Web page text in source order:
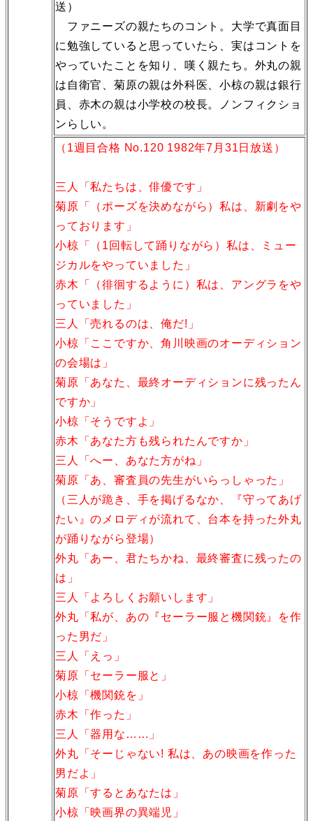
送）
ファニーズの親たちのコント。大学で真面目
に勉強していると思っていたら、実はコントを
やっていたことを知り、嘆く親たち。外丸の親
は自衛官、菊原の親は外科医、小椋の親は銀行
員、赤木の親は小学校の校長。ノンフィクショ
ンらしい。
（1週目合格 No.120 1982年7月31日放送）
三人「私たちは、俳優です」
菊原「（ポーズを決めながら）私は、新劇をや
っております」
小椋「（1回転して踊りながら）私は、ミュー
ジカルをやっていました」
赤木「（徘徊するように）私は、アングラをや
っていました」
三人「売れるのは、俺だ!」
小椋「ここですか、角川映画のオーディション
の会場は」
菊原「あなた、最終オーディションに残ったん
ですか」
小椋「そうですよ」
赤木「あなた方も残られたんですか」
三人「へー、あなた方がね」
菊原「あ、審査員の先生がいらっしゃった」
（三人が跪き、手を掲げるなか、『守ってあげ
たい』のメロディが流れて、台本を持った外丸
が踊りながら登場）
外丸「あー、君たちかね、最終審査に残ったの
は」
三人「よろしくお願いします」
外丸「私が、あの『セーラー服と機関銃』を作
った男だ」
三人「えっ」
菊原「セーラー服と」
小椋「機関銃を」
赤木「作った」
三人「器用な……」
外丸「そーじゃない! 私は、あの映画を作った
男だよ」
菊原「するとあなたは」
小椋「映画界の異端児」